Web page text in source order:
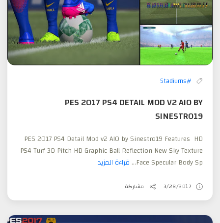
#Stadiums
PES 2017 PS4 DETAIL MOD V2 AIO BY
SINESTRO19
PES 2017 PS4 Detail Mod v2 AIO by Sinestro19 Features HD
PS4 Turf 3D Pitch HD Graphic Ball Reflection New Sky Texture
Face Specular Body Sp... قراءة المزيد
3/28/2017 مشاركة